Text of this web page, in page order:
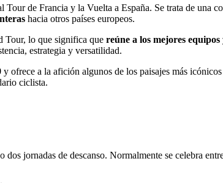
Tour de Francia y la Vuelta a España. Se trata de una
hacia otros países europeos.
Tour, lo que significa que reúne a los mejores
estrategia y versatilidad.
y ofrece a la afición algunos de los paisajes más
ciclista.
dos jornadas de descanso. Normalmente se celebra